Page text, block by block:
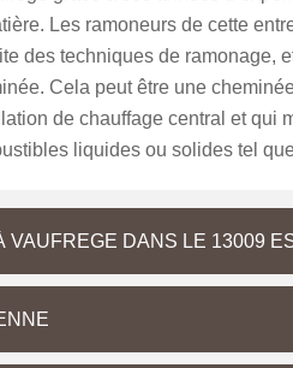
Les ramoneurs de cette
des techniques de ramonage,
Cela peut être une
de chauffage central et qui
liquides ou solides tel
VAUFREGE DANS LE 13009